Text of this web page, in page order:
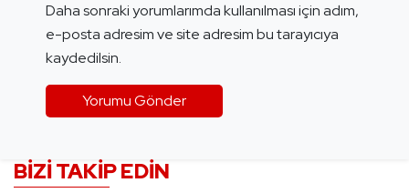
Daha sonraki yorumlarımda kullanılması için adım,
e-posta adresim ve site adresim bu tarayıcıya
kaydedilsin.
BIZI TAKIP EDIN